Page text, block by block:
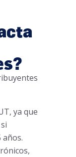
ya que